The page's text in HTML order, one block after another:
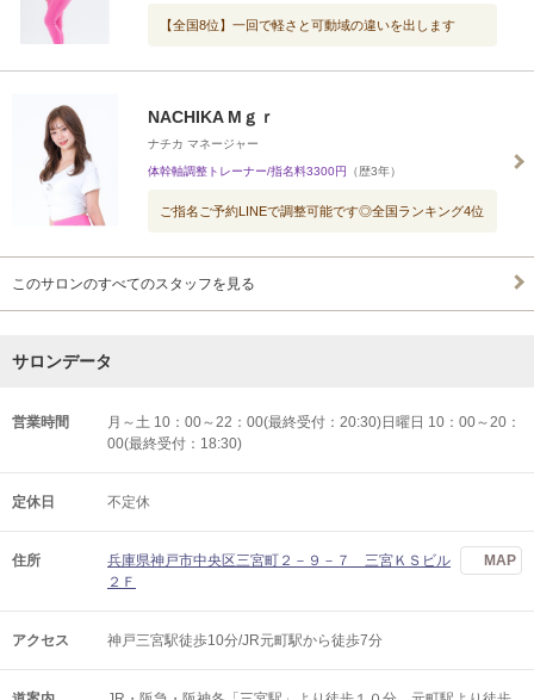
【全国8位】一回で軽さと可動域の違いを出します
NACHIKA Mｇｒ
ナチカ マネージャー
体幹軸調整トレーナー/指名料3300円 （歴3年）
ご指名ご予約LINEで調整可能です◎全国ランキング4位
このサロンのすべてのスタッフを見る
サロンデータ
営業時間
月～土 10：00～22：00(最終受付：20:30)日曜日 10：00～20：
00(最終受付：18:30)
定休日 不定休
住所
兵庫県神戸市中央区三宮町２－９－７ 三宮ＫＳビル
２Ｆ
MAP
アクセス 神戸三宮駅徒歩10分/JR元町駅から徒歩7分